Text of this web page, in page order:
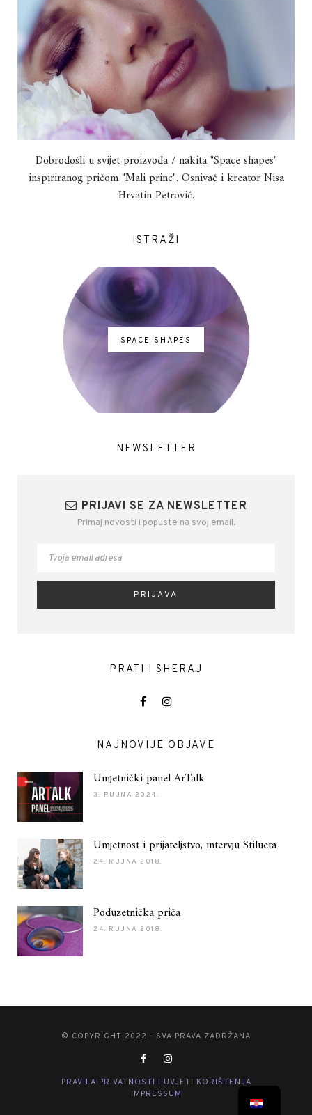
Dobrodošli u svijet proizvoda / nakita "Space shapes"
inspiriranog pričom "Mali princ". Osnivač i kreator Nisa
Hrvatin Petrović.
ISTRAŽI
SPACE SHAPES
NEWSLETTER
PRIJAVI SE ZA NEWSLETTER
Primaj novosti i popuste na svoj email.
PRATI I SHERAJ
NAJNOVIJE OBJAVE
Umjetnički panel ArTalk
3. RUJNA 2024.
Umjetnost i prijateljstvo, intervju Stilueta
24. RUJNA 2018.
Poduzetnička priča
24. RUJNA 2018.
© COPYRIGHT 2022 - SVA PRAVA ZADRŽANA
PRAVILA PRIVATNOSTI I UVJETI KORIŠTENJA
IMPRESSUM